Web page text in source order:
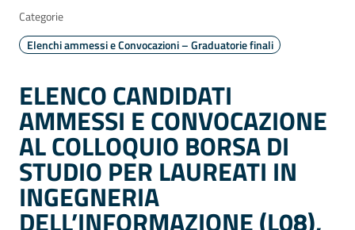
ELENCO CANDIDATI
AMMESSI E CONVOCAZIONE
AL COLLOQUIO BORSA DI
STUDIO PER LAUREATI IN
INGEGNERIA
DELL’INFORMAZIONE (L08),
Categorie
Elenchi ammessi e Convocazioni – Graduatorie finali